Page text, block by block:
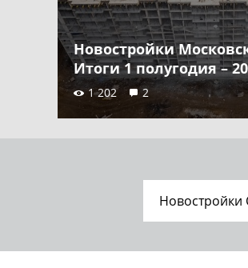
Новостройки
Итоги 1 полугодия –
1 202 2
Новостройки